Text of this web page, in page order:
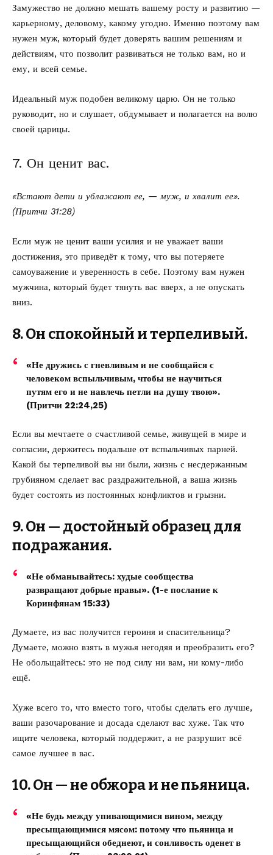
Замужество не должно мешать вашему росту и развитию —
карьерному, деловому, какому угодно. Именно поэтому вам
нужен муж, который будет доверять вашим решениям и
действиям, что позволит развиваться не только вам, но и
ему, и всей семье.
Идеальный муж подобен великому царю. Он не только
руководит, но и слушает, обдумывает и полагается на волю
своей царицы.
7. Он ценит вас.
«Встают дети и ублажают ее, — муж, и хвалит ее».
(Притчи 31:28)
Если муж не ценит ваши усилия и не уважает ваши
достижения, это приведёт к тому, что вы потеряете
самоуважение и уверенность в себе. Поэтому вам нужен
мужчина, который будет тянуть вас вверх, а не опускать
вниз.
8. Он спокойный и терпеливый.
«Не дружись с гневливым и не сообщайся с
человеком вспыльчивым, чтобы не научиться
путям его и не навлечь петли на душу твою».
(Притчи 22:24,25)
Если вы мечтаете о счастливой семье, живущей в мире и
согласии, держитесь подальше от вспыльчивых парней.
Какой бы терпеливой вы ни были, жизнь с несдержанным
грубияном сделает вас раздражительной, а ваша жизнь
будет состоять из постоянных конфликтов и грызни.
9. Он — достойный образец для
подражания.
«Не обманывайтесь: худые сообщества
развращают добрые нравы». (1-е послание к
Коринфянам 15:33)
Думаете, из вас получится героиня и спасительница?
Думаете, можно взять в мужья негодяя и преобразить его?
Не обольщайтесь: это не под силу ни вам, ни кому-либо
ещё.
Хуже всего то, что вместо того, чтобы сделать его лучше,
ваши разочарование и досада сделают вас хуже. Так что
ищите человека, который поддержит, а не разрушит всё
самое лучшее в вас.
10. Он — не обжора и не пьяница.
«Не будь между упивающимися вином, между
пресыщающимися мясом: потому что пьяница и
пресыщающийся обеднеют, и сонливость оденет в